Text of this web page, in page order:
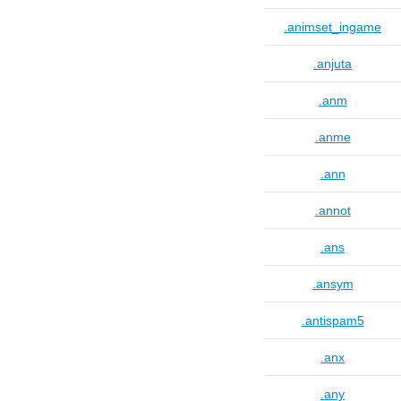
.animset_ingame
.anjuta
.anm
.anme
.ann
.annot
.ans
.ansym
.antispam5
.anx
.any